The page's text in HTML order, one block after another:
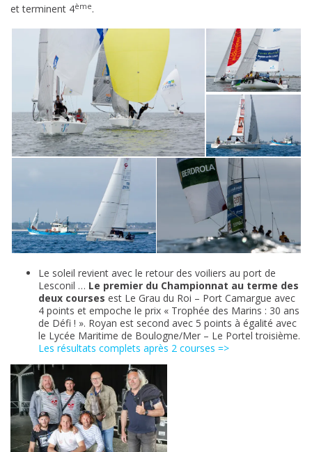
et terminent 4ème.
Le soleil revient avec le retour des voiliers au port de
Lesconil … Le premier du Championnat au terme des
deux courses est Le Grau du Roi – Port Camargue avec
4 points et empoche le prix « Trophée des Marins : 30 ans
de Défi ! ». Royan est second avec 5 points à égalité avec
le Lycée Maritime de Boulogne/Mer – Le Portel troisième.
Les résultats complets après 2 courses =>